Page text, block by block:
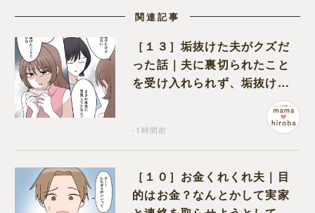
関連記事
［１３］垢抜けた夫がクズだ
った話｜夫に裏切られたこと
を受け入れられず、垢抜けた
ことが関係しているのかと嘆
-1時間前
［１０］お金くれくれ夫｜目
的はお金？なんとかして実家